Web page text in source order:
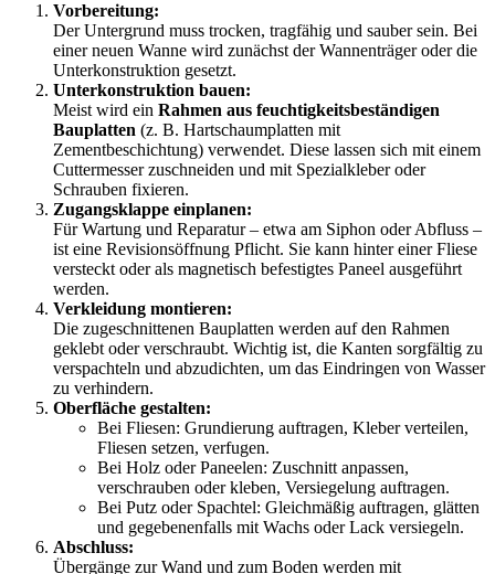
Vorbereitung:
Der Untergrund muss trocken, tragfähig und sauber sein. Bei
einer neuen Wanne wird zunächst der Wannenträger oder die
Unterkonstruktion gesetzt.
Unterkonstruktion bauen:
Meist wird ein Rahmen aus feuchtigkeitsbeständigen
Bauplatten (z. B. Hartschaumplatten mit
Zementbeschichtung) verwendet. Diese lassen sich mit einem
Cuttermesser zuschneiden und mit Spezialkleber oder
Schrauben fixieren.
Zugangsklappe einplanen:
Für Wartung und Reparatur – etwa am Siphon oder Abfluss –
ist eine Revisionsöffnung Pflicht. Sie kann hinter einer Fliese
versteckt oder als magnetisch befestigtes Paneel ausgeführt
werden.
Verkleidung montieren:
Die zugeschnittenen Bauplatten werden auf den Rahmen
geklebt oder verschraubt. Wichtig ist, die Kanten sorgfältig zu
verspachteln und abzudichten, um das Eindringen von Wasser
zu verhindern.
Oberfläche gestalten:
Bei Fliesen: Grundierung auftragen, Kleber verteilen,
Fliesen setzen, verfugen.
Bei Holz oder Paneelen: Zuschnitt anpassen,
verschrauben oder kleben, Versiegelung auftragen.
Bei Putz oder Spachtel: Gleichmäßig auftragen, glätten
und gegebenenfalls mit Wachs oder Lack versiegeln.
Abschluss:
Übergänge zur Wand und zum Boden werden mit